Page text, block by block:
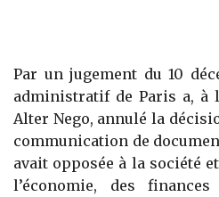
Par un jugement du 10
administratif de Paris a, à
Alter Nego, annulé la
communication de
avait opposée à la société
l’économie, des